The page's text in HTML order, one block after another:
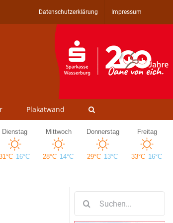
Datenschutzerklärung Impressum
Plakatwand
nach: